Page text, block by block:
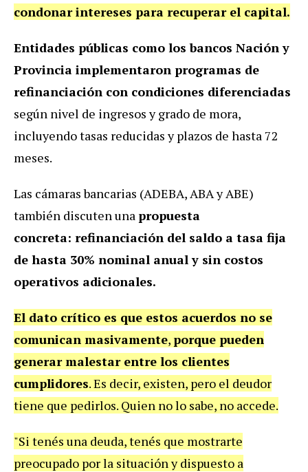
condonar intereses para recuperar el capital.
Entidades públicas como los bancos Nación y
Provincia implementaron programas de
refinanciación con condiciones diferenciadas
según nivel de ingresos y grado de mora,
incluyendo tasas reducidas y plazos de hasta 72
meses.
Las cámaras bancarias (ADEBA, ABA y ABE)
también discuten una propuesta
concreta: refinanciación del saldo a tasa fija
de hasta 30% nominal anual y sin costos
operativos adicionales.
El dato crítico es que estos acuerdos no se
comunican masivamente,porque pueden
generar malestar entre los clientes
cumplidores. Es decir, existen, pero el deudor
tiene que pedirlos. Quien no lo sabe, no accede.
"Si tenés una deuda, tenés que mostrarte
preocupado por la situación y dispuesto a